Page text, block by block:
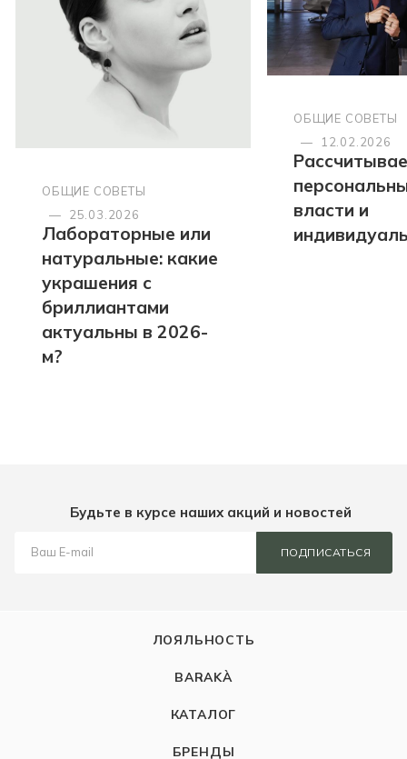
ОБЩИЕ СОВЕТЫ
—
25.03.2026
Лабораторные или
натуральные: какие
украшения с
бриллиантами
актуальны в 2026-
м?
ОБЩИЕ СОВЕТЫ
—
12.02.2026
власти и
Будьте в курсе наших акций и новостей
ПОДПИСАТЬСЯ
ЛОЯЛЬНОСТЬ
BARAKÀ
КАТАЛОГ
БРЕНДЫ